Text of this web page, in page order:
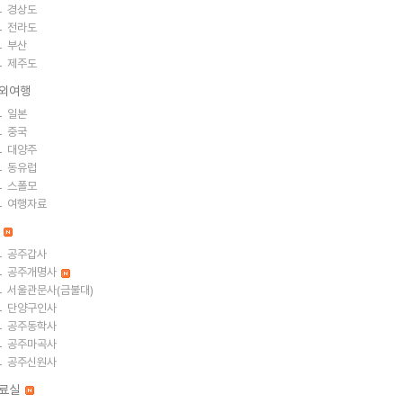
경상도
전라도
부산
제주도
여행
일본
중국
대양주
동유럽
스폴모
여행자료
공주갑사
공주개명사
서울관문사(금불대)
단양구인사
공주동학사
공주마곡사
공주신원사
실